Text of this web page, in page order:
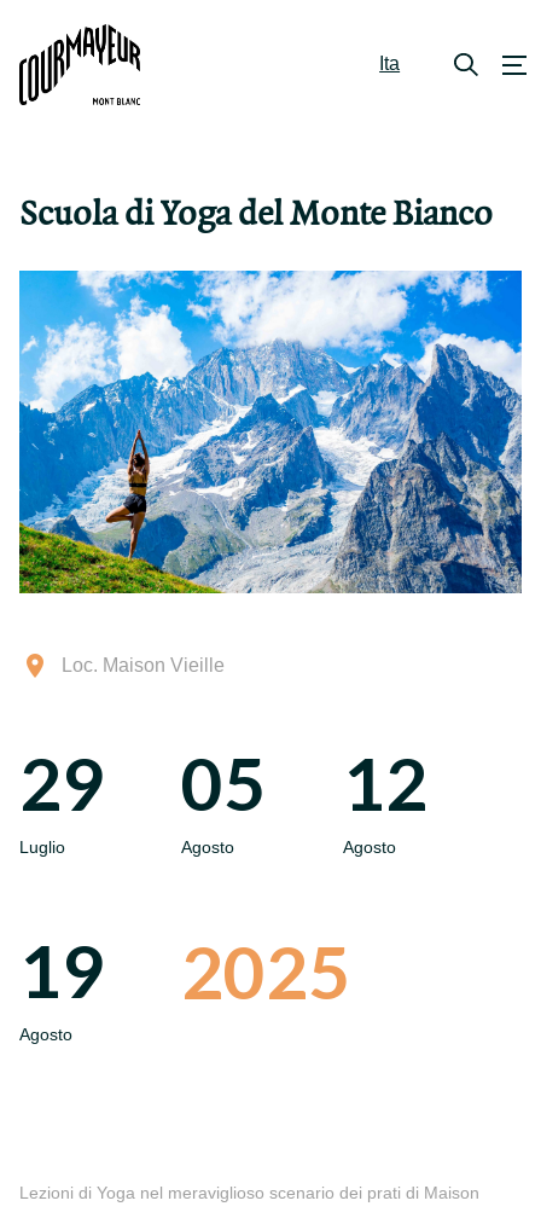
Ita
Scuola di Yoga del Monte Bianco
Loc. Maison Vieille
29
Luglio
05
Agosto
12
Agosto
19
Agosto
2025
Lezioni di Yoga nel meraviglioso scenario dei prati di Maison